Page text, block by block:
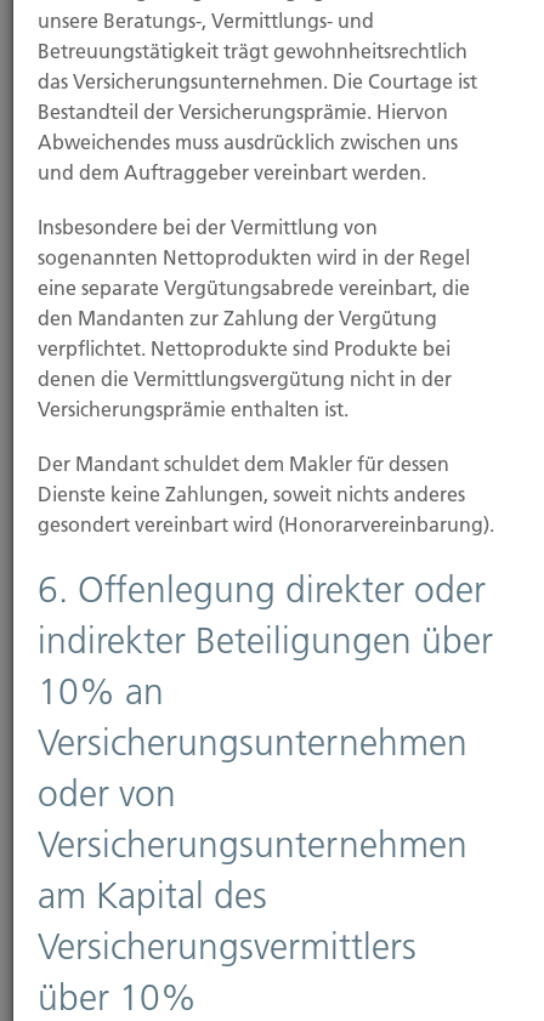
Wie können wir Ihnen helfen?
weitere Informationen
unsere Beratungs-, Vermittlungs- und
Betreuungstätigkeit trägt gewohnheitsrechtlich
das Versicherungsunternehmen. Die Courtage ist
Bestandteil der Versicherungsprämie. Hiervon
Abweichendes muss ausdrücklich zwischen uns
und dem Auftraggeber vereinbart werden.
Insbesondere bei der Vermittlung von
sogenannten Nettoprodukten wird in der Regel
eine separate Vergütungsabrede vereinbart, die
den Mandanten zur Zahlung der Vergütung
verpflichtet. Nettoprodukte sind Produkte bei
denen die Vermittlungsvergütung nicht in der
Versicherungsprämie enthalten ist.
Der Mandant schuldet dem Makler für dessen
Dienste keine Zahlungen, soweit nichts anderes
gesondert vereinbart wird (Honorarvereinbarung).
6. Offenlegung direkter oder
indirekter Beteiligungen über
10% an
Versicherungsunternehmen
oder von
Versicherungsunternehmen
am Kapital des
Versicherungsvermittlers
über 10%